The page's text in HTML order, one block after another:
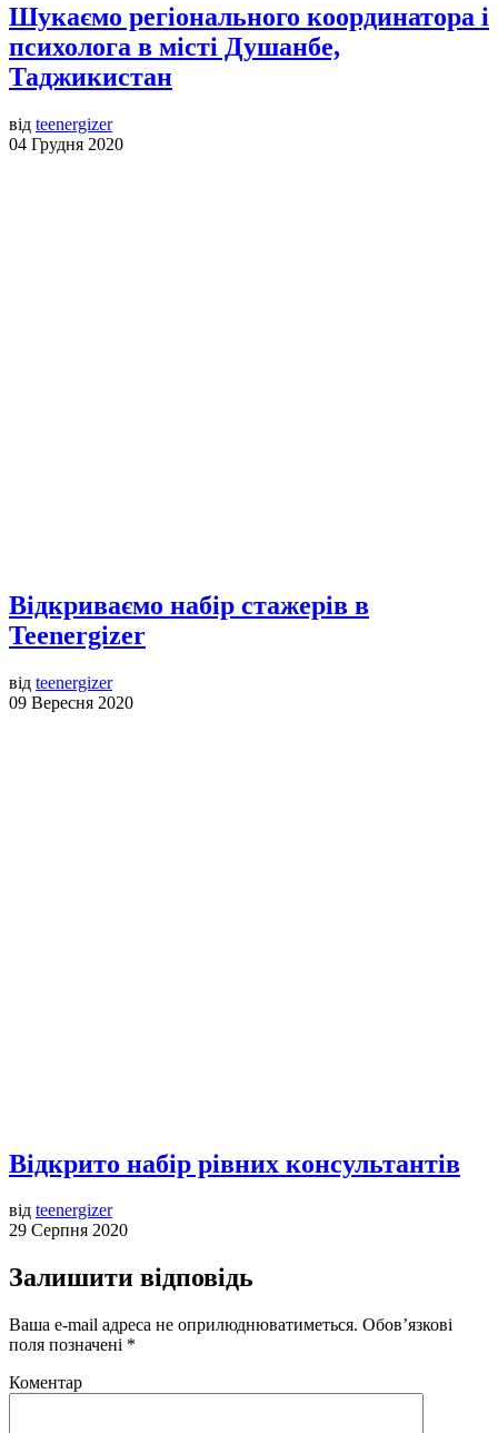
Шукаємо регіонального координатора і
психолога в місті Душанбе,
Таджикистан
від teenergizer
04 Грудня 2020
Відкриваємо набір стажерів в
Teenergizer
від teenergizer
09 Вересня 2020
Відкрито набір рівних консультантів
від teenergizer
29 Серпня 2020
Залишити відповідь
Ваша e-mail адреса не оприлюднюватиметься. Обов’язкові
поля позначені *
Коментар